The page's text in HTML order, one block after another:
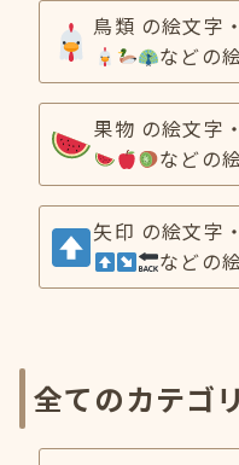
鳥類 の絵文字
などの
果物 の絵文字
などの
矢印 の絵文字
などの
全てのカテゴリ